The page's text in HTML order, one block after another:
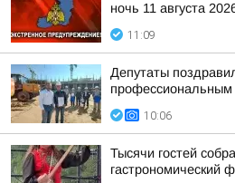
ночь 11 августа
11:09
Депутаты
профессиональным
10:06
Тысячи гостей
гастрономический